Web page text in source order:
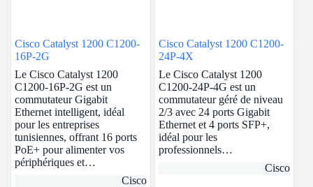
Cisco Catalyst 1200 C1200-
16P-2G
Le Cisco Catalyst 1200
C1200-16P-2G est un
commutateur Gigabit
Ethernet intelligent, idéal
pour les entreprises
tunisiennes, offrant 16 ports
PoE+ pour alimenter vos
périphériques et…
Cisco
Cisco Catalyst 1200 C1200-
24P-4X
Le Cisco Catalyst 1200
C1200-24P-4G est un
commutateur géré de niveau
2/3 avec 24 ports Gigabit
Ethernet et 4 ports SFP+,
idéal pour les
professionnels…
Cisco